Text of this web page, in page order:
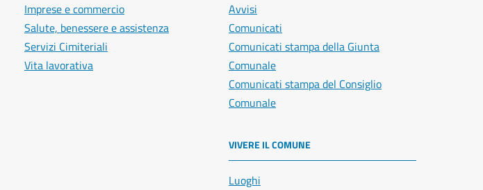
Imprese e commercio
Salute, benessere e assistenza
Servizi Cimiteriali
Vita lavorativa
Avvisi
Comunicati
Comunicati stampa della Giunta
Comunale
Comunicati stampa del Consiglio
Comunale
VIVERE IL COMUNE
Luoghi